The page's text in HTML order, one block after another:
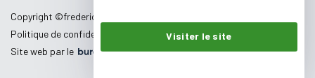
Copyright ©fredericmaillard.com
Politique de confidentialité
Conditions d'utilisation
Site web par le
Visiter le site